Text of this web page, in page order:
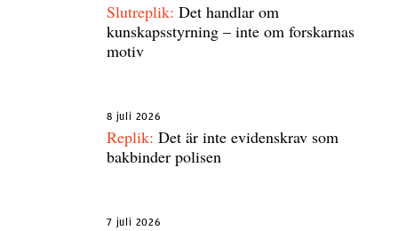
Slutreplik: Det handlar om
kunskapsstyrning – inte om forskarnas
motiv
8 juli 2026
Replik: Det är inte evidenskrav som
bakbinder polisen
7 juli 2026